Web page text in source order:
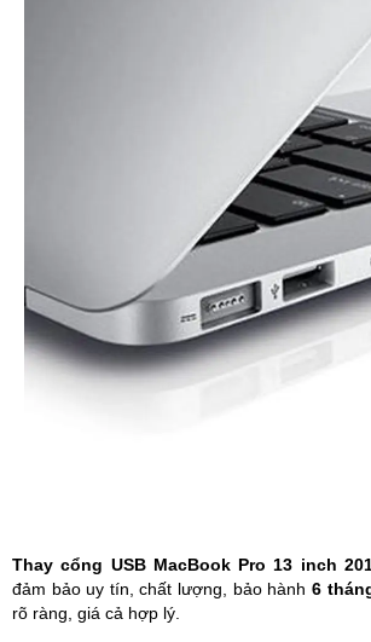
Tổng đài:1800.6729
(miễn phí)
(Giờ làm việc: 08h00 - 21h00)
Giới thiệu
Thay cổng USB MacBook Pro 13 inch
đảm bảo uy tín, chất lượng, bảo hành 6
rõ ràng, giá cả hợp lý.